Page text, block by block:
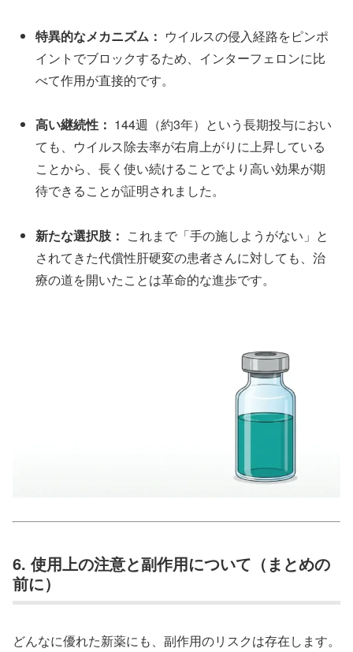
特異的なメカニズム： ウイルスの侵入経路をピンポ
イントでブロックするため、インターフェロンに比
べて作用が直接的です。
高い継続性： 144週（約3年）という長期投与におい
ても、ウイルス除去率が右肩上がりに上昇している
ことから、長く使い続けることでより高い効果が期
待できることが証明されました。
新たな選択肢： これまで「手の施しようがない」と
されてきた代償性肝硬変の患者さんに対しても、治
療の道を開いたことは革命的な進歩です。
6. 使用上の注意と副作用について（まとめの
前に）
どんなに優れた新薬にも、副作用のリスクは存在します。